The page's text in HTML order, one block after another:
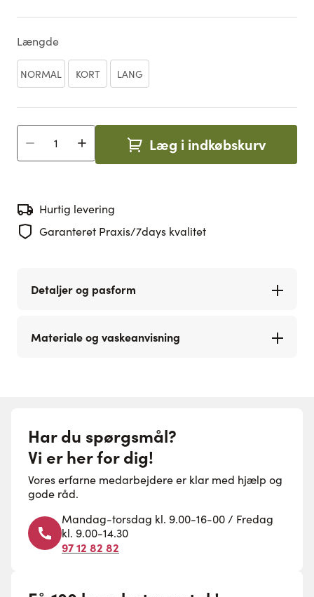
Længde
NORMAL KORT LANG
Antal Læg i indkøbskurv
Hurtig levering
Garanteret Praxis/7days kvalitet
Detaljer og pasform
Materiale og vaskeanvisning
Har du spørgsmål?
Vi er her for dig!
Vores erfarne medarbejdere er klar med hjælp og
gode råd.
Mandag-torsdag kl. 9.00-16-00 / Fredag
kl. 9.00-14.30
97 12 82 82